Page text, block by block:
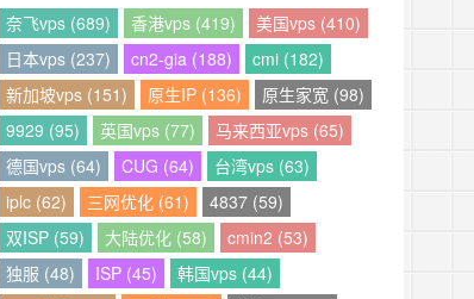
奈飞vps (689) 香港vps (419)
美国vps (410)
日本vps (237)
cn2-gia (188)
cmi (182)
新加坡vps (151)
原生IP (136)
原生家宽 (98)
9929 (95)
英国vps (77)
马来西亚vps (65)
德国vps (64)
CUG (64)
台湾vps (63)
iplc (62)
三网优化 (61)
4837 (59)
双ISP (59)
大陆优化 (58)
cmin2 (53)
独服 (48)
ISP (45)
韩国vps (44)